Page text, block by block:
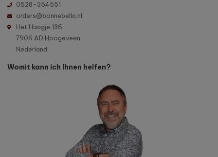
0528-354551
orders@bonnebella.nl
Het Haagje 136
7906 AD Hoogeveen
Nederland
Womit kann ich Ihnen helfen?